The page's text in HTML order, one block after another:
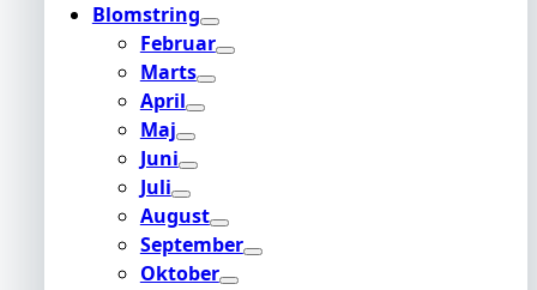
Blomstring
Februar
Marts
April
Maj
Juni
Juli
August
September
Oktober